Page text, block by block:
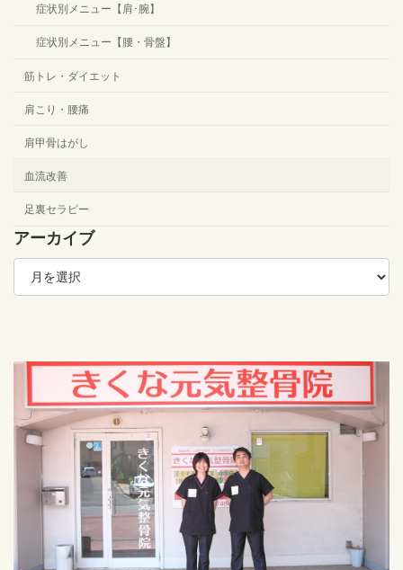
症状別メニュー【肩･腕】
症状別メニュー【腰・骨盤】
筋トレ・ダイエット
肩こり・腰痛
肩甲骨はがし
血流改善
足裏セラピー
アーカイブ
ア
カ